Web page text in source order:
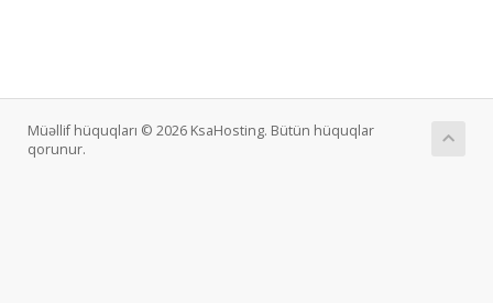
Müəllif hüquqları © 2026 KsaHosting. Bütün hüquqlar
qorunur.